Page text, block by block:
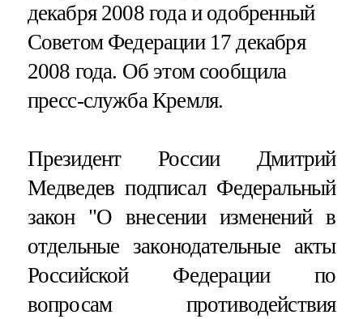
декабря 2008 года и одобренный
Советом Федерации 17 декабря
2008 года. Об этом сообщила
пресс-служба Кремля.
Президент России Дмитрий
Медведев подписал Федеральный
закон "О внесении изменений в
отдельные законодательные акты
Российской Федерации по
вопросам противодействия